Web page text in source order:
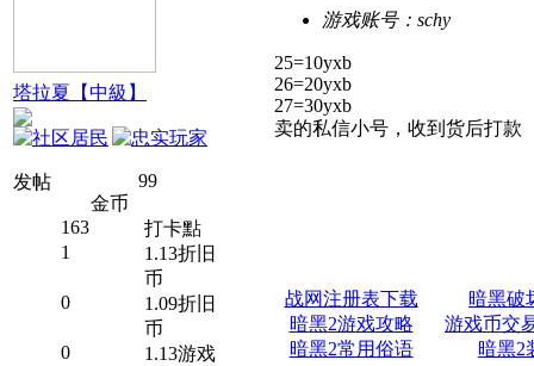
塔拉夏【中級】
发帖
99
金币
163
打卡點
1
1.13折旧
币
0
1.09折旧
币
0
1.13游戏
游戏账号： schy
25=10yxb
26=20yxb
27=30yxb
卖的私信小号，收到货后打款
战网注册表下载
暗黑破
暗黑2游戏攻略
游戏币交
暗黑2常用俗语
暗黑2